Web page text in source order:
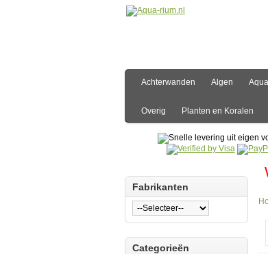
Achterwanden Algen
Overig Planten en Koralen
Fabrikanten
Categorieën